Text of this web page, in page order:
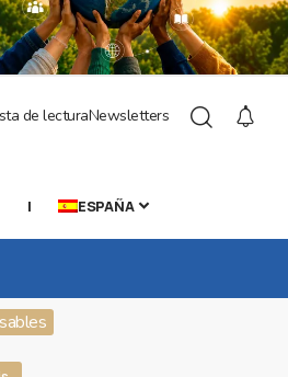
de lecturaNewsletters
| ESPAÑA